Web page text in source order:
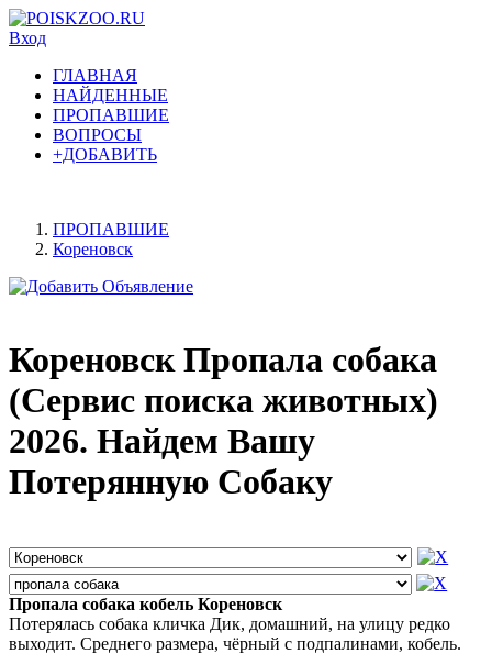
Вход
ГЛАВНАЯ
НАЙДЕННЫЕ
ПРОПАВШИЕ
ВОПРОСЫ
+ДОБАВИТЬ
ПРОПАВШИЕ
Кореновск
Кореновск Пропала собака
(Сервис поиска животных)
2026. Найдем Вашу
Потерянную Собаку
Пропала собака кобель Кореновск
Потерялась собака кличка Дик, домашний, на улицу редко
выходит. Среднего размера, чёрный с подпалинами, кобель.